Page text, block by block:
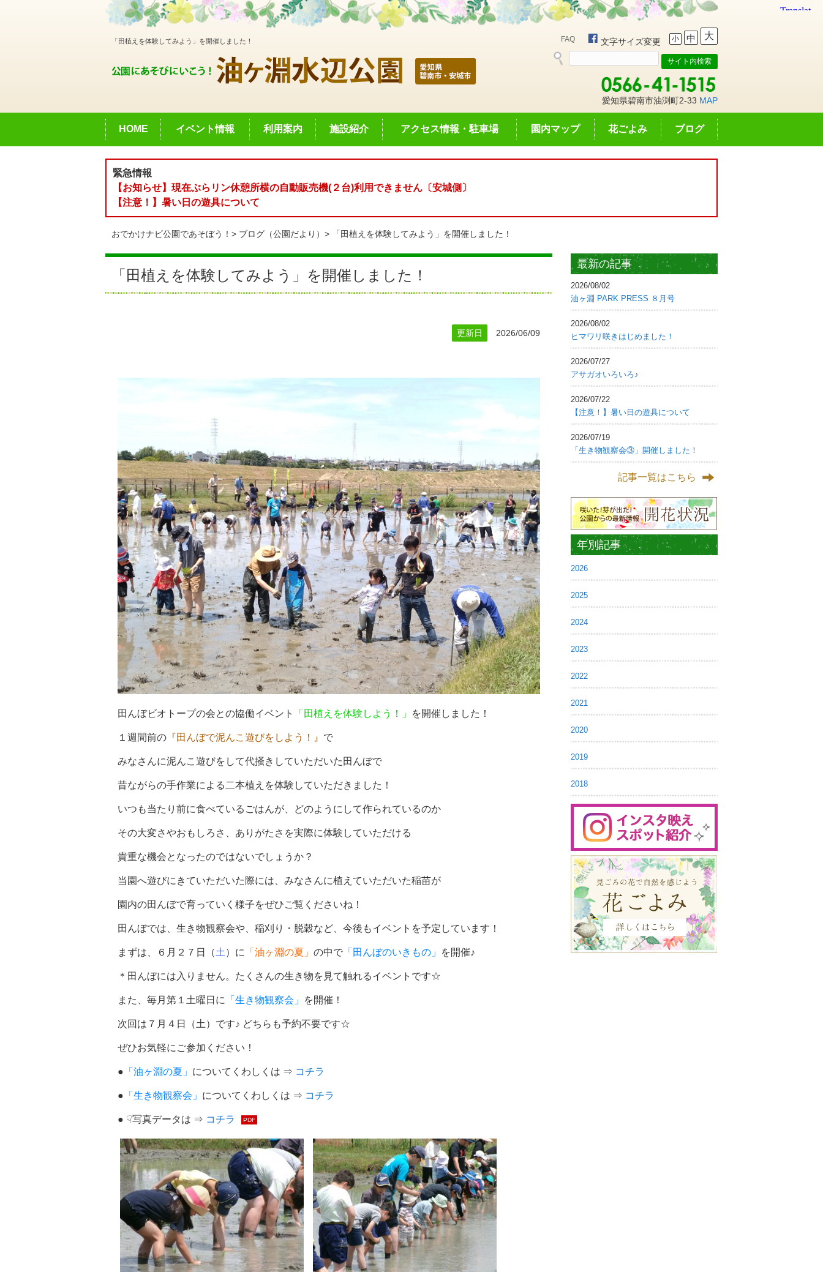
「田植えを体験してみよう」を開催しました！ FAQ 文字サイズ変更 小 中 大
愛知県碧南市油渕町2-33 MAP
HOME イベント情報 利用案内 施設紹介 アクセス情報・駐車場 園内マップ 花ごよみ ブログ
緊急情報
【お知らせ】現在ぶらリン休憩所横の自動販売機(２台)利用できません〔安城側〕
【注意！】暑い日の遊具について
おでかけナビ公園であそぼう！ ブログ（公園だより） 「田植えを体験してみよう」を開催しました！
「田植えを体験してみよう」を開催しました！
更新日 2026/06/09
田んぼビオトープの会との協働イベント 「田植えを体験しよう！」 を開催しました！
１週間前の 『田んぼで泥んこ遊びをしよう！』 で
みなさんに泥んこ遊びをして代掻きしていただいた田んぼで
昔ながらの手作業による二本植えを体験していただきました！
いつも当たり前に食べているごはんが、どのようにして作られているのか
その大変さやおもしろさ、ありがたさを実際に体験していただける
貴重な機会となったのではないでしょうか？
当園へ遊びにきていただいた際には、みなさんに植えていただいた稲苗が
園内の田んぼで育っていく様子をぜひご覧くださいね！
田んぼでは、生き物観察会や、稲刈り・脱穀など、今後もイベントを予定しています！
まずは、６月２７日（土）に 「油ヶ淵の夏」 の中で 「田んぼのいきもの」 を開催♪
＊田んぼには入りません。たくさんの生き物を見て触れるイベントです☆
また、毎月第１土曜日に 「生き物観察会」 を開催！
次回は７月４日（土）です♪ どちらも予約不要です☆
ぜひお気軽にご参加ください！
● 「油ヶ淵の夏」 についてくわしくは ⇒ コチラ
● 「生き物観察会」 についてくわしくは ⇒ コチラ
● ☟写真データは ⇒ コチラ
最新の記事
2026/08/02
油ヶ淵 PARK PRESS ８月号
2026/08/02
ヒマワリ咲きはじめました！
2026/07/27
アサガオいろいろ♪
2026/07/22
【注意！】暑い日の遊具について
2026/07/19
「生き物観察会③」開催しました！
記事一覧はこちら
年別記事
2026
2025
2024
2023
2022
2021
2020
2019
2018